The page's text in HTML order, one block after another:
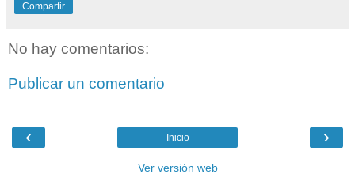
Compartir
No hay comentarios:
Publicar un comentario
‹ ›
Inicio
Ver versión web